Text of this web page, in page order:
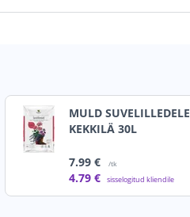
MULD SUVELILLEDELE
KEKKILÄ 30L
7.99 € /tk
4.79 € sisselogitud kliendile